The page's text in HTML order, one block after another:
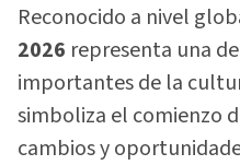
Reconocido a nivel
2026 representa una
importantes de la
simboliza el comienzo
cambios y